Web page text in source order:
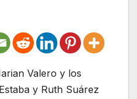
Valero y los
y Ruth Suárez